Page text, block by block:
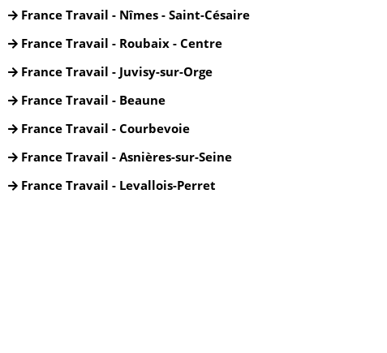
France Travail - Nîmes - Saint-Césaire
France Travail - Roubaix - Centre
France Travail - Juvisy-sur-Orge
France Travail - Beaune
France Travail - Courbevoie
France Travail - Asnières-sur-Seine
France Travail - Levallois-Perret